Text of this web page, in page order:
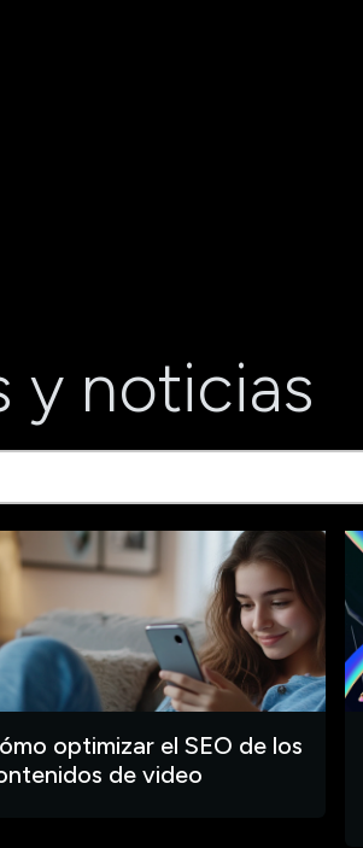
y noticias
optimizar el SEO de los
de video